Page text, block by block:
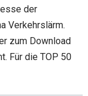
der
Verkehrslärm.
zum Download
Für die TOP 50